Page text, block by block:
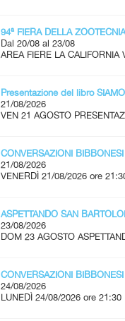
94ª FIERA DELLA ZOOTECNIA
Dal 20/08 al 23/08
AREA FIERE LA
Presentazione del libro
21/08/2026
VEN 21 AGOSTO
CONVERSAZIONI
21/08/2026
VENERDÌ 21/08/2026 ore
ASPETTANDO SAN
23/08/2026
DOM 23 AGOSTO
CONVERSAZIONI
24/08/2026
LUNEDÌ 24/08/2026 ore 21:30